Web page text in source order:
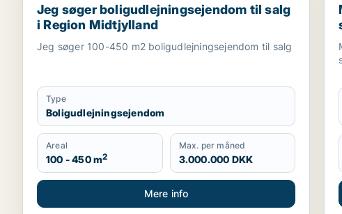
Jeg søger boligudlejningsejendom til salg
i Region Midtjylland
Jeg søger 100-450 m2 boligudlejningsejendom til salg
Type
Boligudlejningsejendom
Areal
100 - 450 m2
Max. per måned
3.000.000 DKK
Mere info